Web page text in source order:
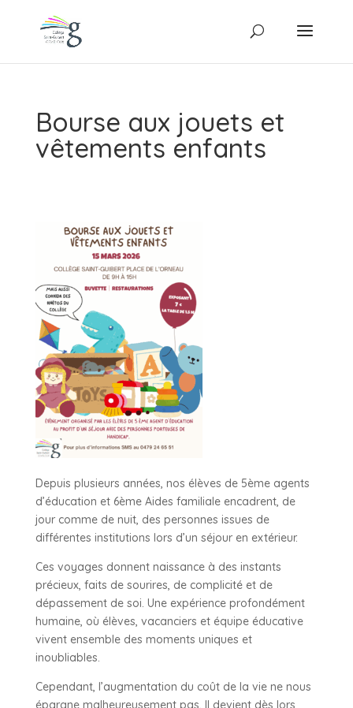
Bourse aux jouets et
vêtements enfants
Depuis plusieurs années, nos élèves de 5ème agents
d’éducation et 6ème Aides familiale encadrent, de
jour comme de nuit, des personnes issues de
différentes institutions lors d’un séjour en extérieur.
Ces voyages donnent naissance à des instants
précieux, faits de sourires, de complicité et de
dépassement de soi. Une expérience profondément
humaine, où élèves, vacanciers et équipe éducative
vivent ensemble des moments uniques et
inoubliables.
Cependant, l’augmentation du coût de la vie ne nous
épargne malheureusement pas. Il devient dès lors